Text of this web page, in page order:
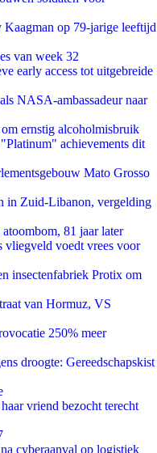
Kaagman op 79-jarige leeftijd
van week 32
early access tot uitgebreide
NASA-ambassadeur naar
ernstig alcoholmisbruik
achievements dit
Mato Grosso
in Zuid-Libanon, vergelding
81 jaar later
vliegveld voedt vrees voor
insectenfabriek Protix om
van Hormuz, VS
250% meer
droogte: Gereedschapskist
vriend bezocht terecht
cyberaanval op logistiek